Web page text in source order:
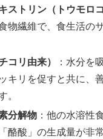
ストリン（トウモロ
物繊維で、食生活の
コリ由来）
：水分を
キリを促すと共に、
分解物 ：他の水溶性
酪酸」の生成量が非